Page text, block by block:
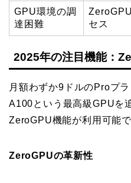
GPU環境の調
達困難
セス
2025年の注目機能：
月額わずか9ドルのProプ
A100という最高級GPUを
ZeroGPU機能が利用可能で
ZeroGPUの革新性